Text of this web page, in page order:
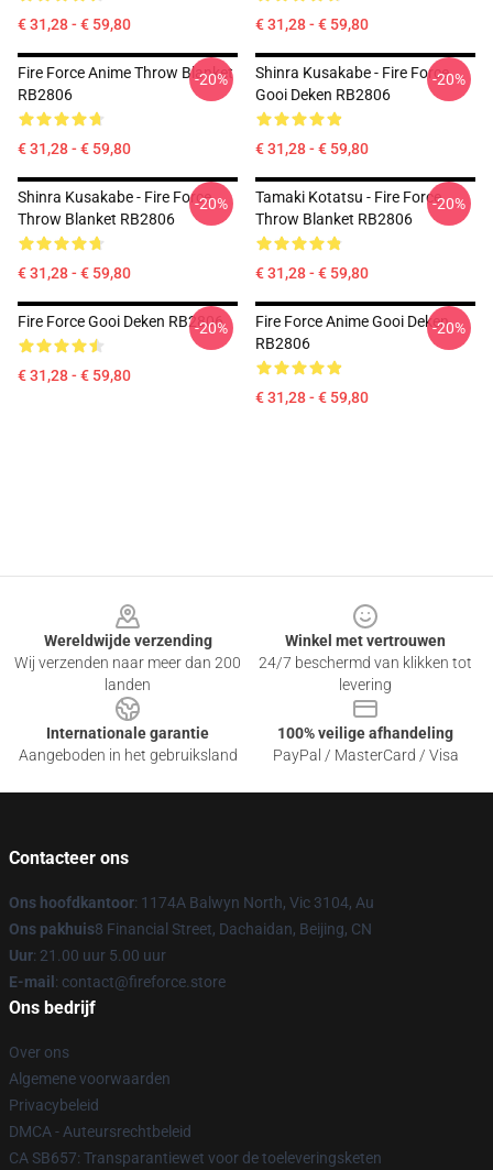
€ 31,28 - € 59,80 € 31,28 - € 59,80
Fire Force Anime Throw Blanket
RB2806
€ 31,28 - € 59,80
-20%
Shinra Kusakabe - Fire Force
Gooi Deken RB2806
€ 31,28 - € 59,80
-20%
Shinra Kusakabe - Fire Force
Throw Blanket RB2806
€ 31,28 - € 59,80
-20%
Tamaki Kotatsu - Fire Force
Throw Blanket RB2806
€ 31,28 - € 59,80
-20%
Fire Force Gooi Deken RB2806
€ 31,28 - € 59,80
-20%
Fire Force Anime Gooi Deken
RB2806
€ 31,28 - € 59,80
-20%
Wereldwijde verzending
Wij verzenden naar meer dan 200
landen
Winkel met vertrouwen
24/7 beschermd van klikken tot
levering
Internationale garantie
Aangeboden in het gebruiksland
100% veilige afhandeling
PayPal / MasterCard / Visa
Contacteer ons
Ons hoofdkantoor: 1174A Balwyn North, Vic 3104, Au
Ons pakhuis8 Financial Street, Dachaidan, Beijing, CN
Uur: 21.00 uur 5.00 uur
E-mail : contact@fireforce.store
Ons bedrijf
Over ons
Algemene voorwaarden
Privacybeleid
DMCA - Auteursrechtbeleid
CA SB657: Transparantiewet voor de toeleveringsketen